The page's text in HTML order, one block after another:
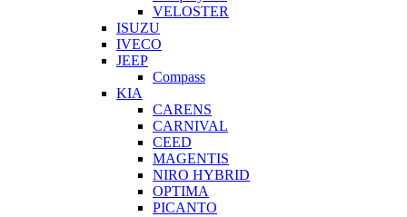
VELOSTER
ISUZU
IVECO
JEEP
Compass
KIA
CARENS
CARNIVAL
CEED
MAGENTIS
NIRO HYBRID
OPTIMA
PICANTO